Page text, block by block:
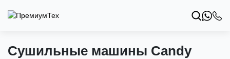
Сушильные машины Candy